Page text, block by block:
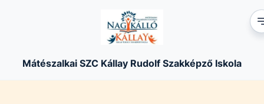
Mátészalkai SZC Kállay Rudolf Szakképző Iskola